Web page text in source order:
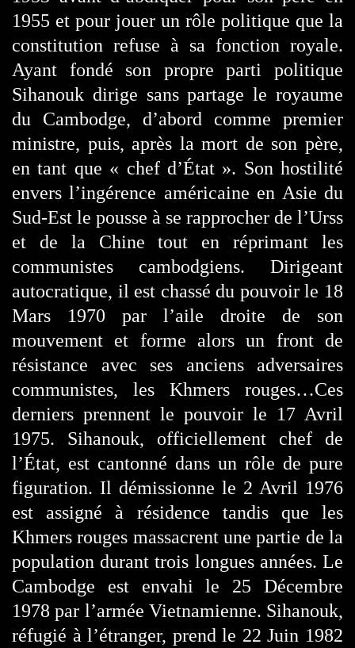
1955 et pour jouer un rôle politique que la
constitution refuse à sa fonction royale.
Ayant fondé son propre parti politique
Sihanouk dirige sans partage le royaume
du Cambodge, d’abord comme premier
ministre, puis, après la mort de son père,
en tant que « chef d’État ». Son hostilité
envers l’ingérence américaine en Asie du
Sud-Est le pousse à se rapprocher de l’Urss
et de la Chine tout en réprimant les
communistes cambodgiens. Dirigeant
autocratique, il est chassé du pouvoir le 18
Mars 1970 par l’aile droite de son
mouvement et forme alors un front de
résistance avec ses anciens adversaires
communistes, les Khmers rouges…Ces
derniers prennent le pouvoir le 17 Avril
1975. Sihanouk, officiellement chef de
l’État, est cantonné dans un rôle de pure
figuration. Il démissionne le 2 Avril 1976
est assigné à résidence tandis que les
Khmers rouges massacrent une partie de la
population durant trois longues années. Le
Cambodge est envahi le 25 Décembre
1978 par l’armée Vietnamienne. Sihanouk,
réfugié à l’étranger, prend le 22 Juin 1982